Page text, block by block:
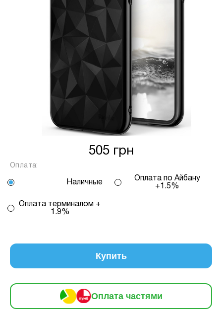
505 грн
Оплата:
Наличные
Оплата по Айбану
+1.5%
Оплата терминалом +
1.9%
Купить
Оплата частями
Спосіб кредиту
2 – комісія банку залежить
від кількості обраних вами платежів, від 2
до 25, та вираховується за допомогою
калькулятору або за консультацією нашого
Для оформлення розстрочки, в застосунку
ПРИВАТБАНК у вас має бути відкритий ліміт на
МИТТЄВА РОЗСТРОЧКА чи ОПЛАТА
ЧАСТИНАМИ.
Якщо сума доступного ліміту в застосунку менша
за вартість обраного вами товару, ви маєте
можливість доплатити різницю безпосередньо в
платежів:
Інформація:
придбати товар в розстрочку.